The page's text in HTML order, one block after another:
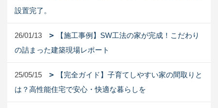
設置完了。
26/01/13
【施工事例】SW工法の家が完成！こだわり
の詰まった建築現場レポート
25/05/15
【完全ガイド】子育てしやすい家の間取りと
は？高性能住宅で安心・快適な暮らしを